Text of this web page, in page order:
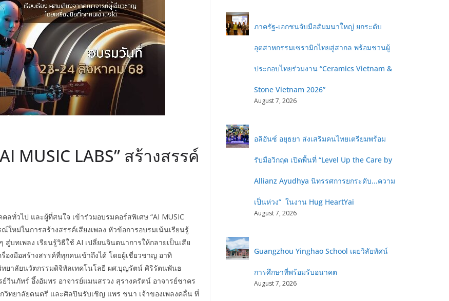
MUSIC LABS” สร้างสรรค์
ทั่วไป และผู้ที่สนใจ เข้าร่วมอบรมคอร์สพิเศษ “AI MUSIC
หม่ในการสร้างสรรค์เสียงเพลง หัวข้อการอบรมเน้นเรียนรู้
บทเพลง เรียนรู้วิธีใช้ AI เปลี่ยนจินตนาการให้กลายเป็นเสีย
องมือสร้างสรรค์ที่ทุกคนเข้าถึงได้ โดยผู้เชี่ยวชาญ อาทิ
ยาลัยนวัตกรรมดิจิทัลเทคโนโลยี ผศ.บุญรัตน์ ศิริรัตนพันธ
วีนภัทร์ อึ้งอัมพร อาจารย์แมนสรวง สุรางครัตน์ อาจารย์ชาคร
วิทยาลัยดนตรี และศิลปินรับเชิญ แพร ชนา เจ้าของเพลงคลื่น ที่
ภาครัฐ-เอกชนจับมือสัมมนาใหญ่ ยกระดับ
อุตสาหกรรมเซรามิกไทยสู่สากล พร้อมชวนผู้
ประกอบไทยร่วมงาน “Ceramics Vietnam &
Stone Vietnam 2026”
August 7, 2026
อลิอันซ์ อยุธยา ส่งเสริมคนไทยเตรียมพร้อม
รับมือวิกฤต เปิดพื้นที่ “Level Up the Care by
Allianz Ayudhya นิทรรศการยกระดับ...ความ
เป็นห่วง” ในงาน Hug HeartYai
August 7, 2026
Guangzhou Yinghao School เผยวิสัยทัศน์
การศึกษาที่พร้อมรับอนาคต
August 7, 2026